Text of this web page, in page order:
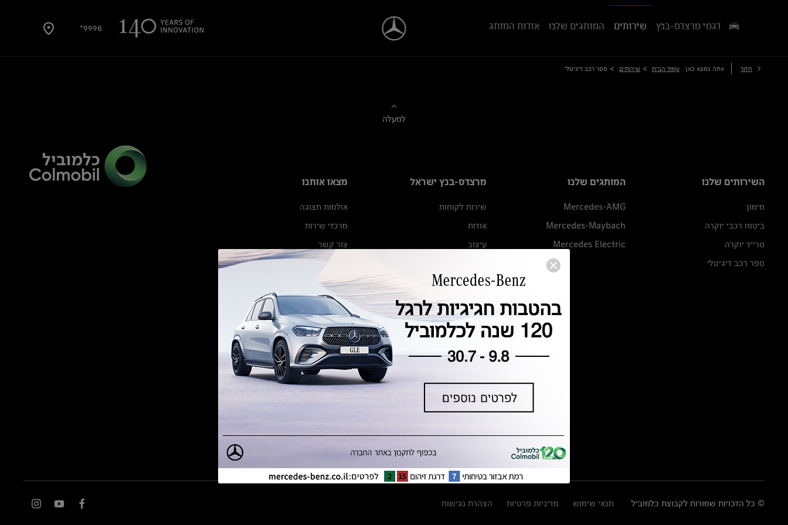
9996* דגמי מרצדס-בנץ שירותים המותגים שלנו אודות המותג
חזור אתה נמצא כאן עמוד הבית > שירותים > ספר רכב דיגיטלי
למעלה
השירותים שלנו
מימון
ביטוח רכבי יוקרה
טרייד יוקרה
ספר רכב דיגיטלי
המותגים שלנו
Mercedes-AMG
Mercedes-Maybach
Mercedes Electric
מרצדס-בנץ ישראל
שירות לקוחות
אודות
עיצוב
מגזין מרצדס-בנץ
ספרי רכב מרצדס-בנץ
נתוני זיהום אוויר וצריכת דלק וחשמל
נתוני תווית צמיגים
מחירון חלפים
הודעה על הטבות לרכבי מרצדס בהסדר
מצאו אותנו
אולמות תצוגה
מרכזי שירות
צור קשר
© כל הזכויות שמורות לקבוצת כלמוביל תנאי שימוש מדיניות פרטיות הצהרת נגישות